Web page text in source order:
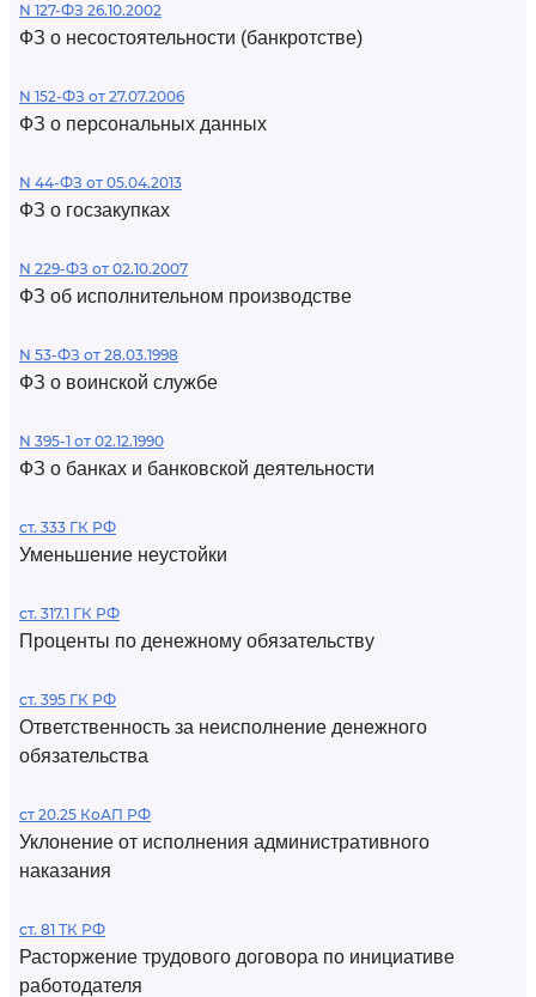
N 127-ФЗ 26.10.2002
ФЗ о несостоятельности (банкротстве)
N 152-ФЗ от 27.07.2006
ФЗ о персональных данных
N 44-ФЗ от 05.04.2013
ФЗ о госзакупках
N 229-ФЗ от 02.10.2007
ФЗ об исполнительном производстве
N 53-ФЗ от 28.03.1998
ФЗ о воинской службе
N 395-1 от 02.12.1990
ФЗ о банках и банковской деятельности
ст. 333 ГК РФ
Уменьшение неустойки
ст. 317.1 ГК РФ
Проценты по денежному обязательству
ст. 395 ГК РФ
Ответственность за неисполнение денежного
обязательства
ст 20.25 КоАП РФ
Уклонение от исполнения административного
наказания
ст. 81 ТК РФ
Расторжение трудового договора по инициативе
работодателя